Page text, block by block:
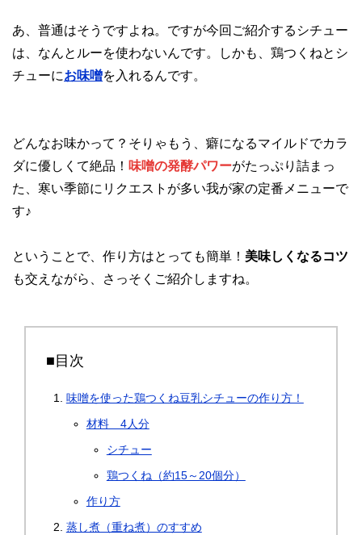
あ、普通はそうですよね。ですが今回ご紹介するシチュー
は、なんとルーを使わないんです。しかも、鶏つくねとシ
チューにお味噌を入れるんです。
どんなお味かって？そりゃもう、癖になるマイルドでカラ
ダに優しくて絶品！ 味噌の発酵パワーがたっぷり詰まっ
た、寒い季節にリクエストが多い我が家の定番メニューで
す♪
ということで、作り方はとっても簡単！ 美味しくなるコツ
も交えながら、さっそくご紹介しますね。
■目次
味噌を使った鶏つくね豆乳シチューの作り方！
材料 4人分
シチュー
鶏つくね（約15～20個分）
作り方
蒸し煮（重ね煮）のすすめ